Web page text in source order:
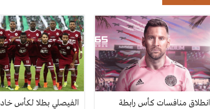
انطلاق منافسات كأس رابطة
الفيصلي بطلا لكأس